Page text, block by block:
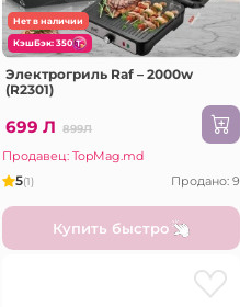
Нет в наличии
КэшБэк: 350
Электрогриль Raf – 2000w
(R2301)
699 Л 899Л
Продавец: TopMag.md
5(1) Продано: 9
Купить быстро